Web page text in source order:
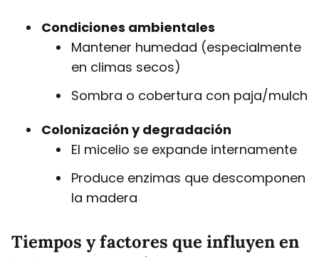
Condiciones ambientales
Mantener humedad (especialmente
en climas secos)
Sombra o cobertura con paja/mulch
Colonización y degradación
El micelio se expande internamente
Produce enzimas que descomponen
la madera
Tiempos y factores que influyen en